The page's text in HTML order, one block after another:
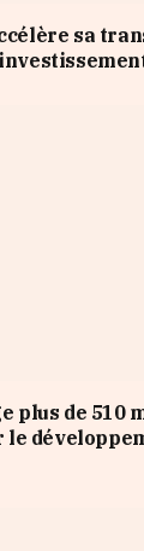
sa
plus de 510
le